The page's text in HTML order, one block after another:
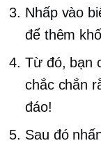
Nhấp vào
để thêm
Từ đó, bạn
chắc chắn
đáo!
Sau đó